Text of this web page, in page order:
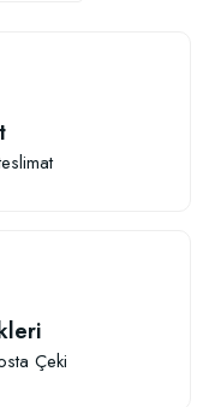
Çeki